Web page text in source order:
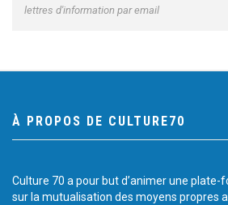
lettres d'information par email
À PROPOS DE CULTURE70
Culture 70 a pour but d’animer une
sur la mutualisation des moyens propres